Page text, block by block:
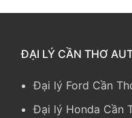
ĐẠI LÝ CẦN THƠ
Đại lý Ford Cần
Đại lý Honda Cần